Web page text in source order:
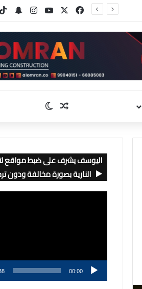
فيسبوك ‫YouTubeانستقرام
مقال عشوائي
الوضع المظلم
اليوسف يشرف على ضبط مواقع
النارية بصورة مخالفة ودون
00:00